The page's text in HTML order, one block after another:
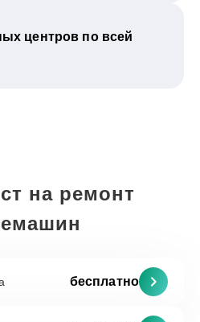
центров по всей
на ремонт
бесплатно